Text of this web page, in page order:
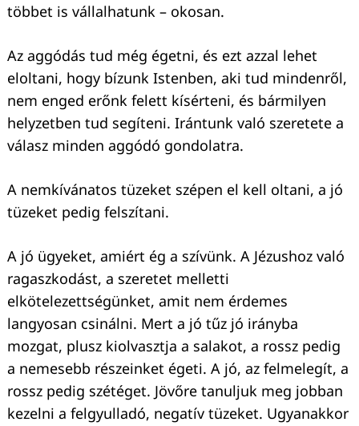
többet is vállalhatunk – okosan.
Az aggódás tud még égetni, és ezt azzal lehet
eloltani, hogy bízunk Istenben, aki tud mindenről,
nem enged erőnk felett kísérteni, és bármilyen
helyzetben tud segíteni. Irántunk való szeretete a
válasz minden aggódó gondolatra.
A nemkívánatos tüzeket szépen el kell oltani, a jó
tüzeket pedig felszítani.
A jó ügyeket, amiért ég a szívünk. A Jézushoz való
ragaszkodást, a szeretet melletti
elkötelezettségünket, amit nem érdemes
langyosan csinálni. Mert a jó tűz jó irányba
mozgat, plusz kiolvasztja a salakot, a rossz pedig
a nemesebb részeinket égeti. A jó, az felmelegít, a
rossz pedig szétéget. Jövőre tanuljuk meg jobban
kezelni a felgyulladó, negatív tüzeket. Ugyanakkor